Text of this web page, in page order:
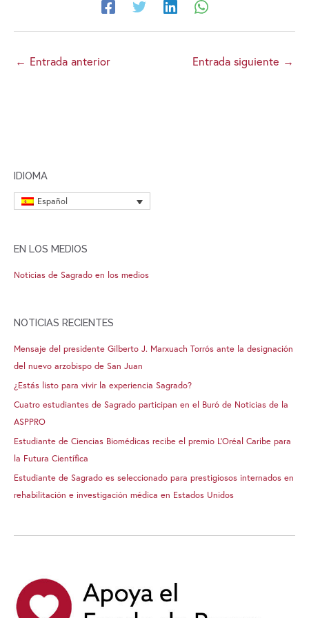
← Entrada anterior Entrada siguiente →
IDIOMA
Español
EN LOS MEDIOS
Noticias de Sagrado en los medios
NOTICIAS RECIENTES
Mensaje del presidente Gilberto J. Marxuach Torrós ante la designación
del nuevo arzobispo de San Juan
¿Estás listo para vivir la experiencia Sagrado?
Cuatro estudiantes de Sagrado participan en el Buró de Noticias de la
ASPPRO
Estudiante de Ciencias Biomédicas recibe el premio L’Oréal Caribe para
la Futura Científica
Estudiante de Sagrado es seleccionado para prestigiosos internados en
rehabilitación e investigación médica en Estados Unidos